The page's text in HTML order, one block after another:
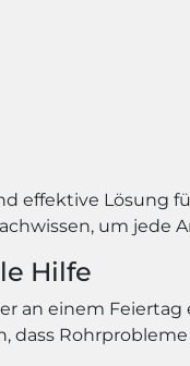
effektive Lösung
um jede
Hilfe
an einem
dass